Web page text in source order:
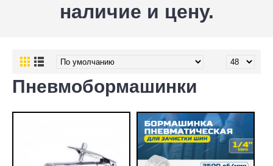
наличие и цену.
Пневмобормашинки